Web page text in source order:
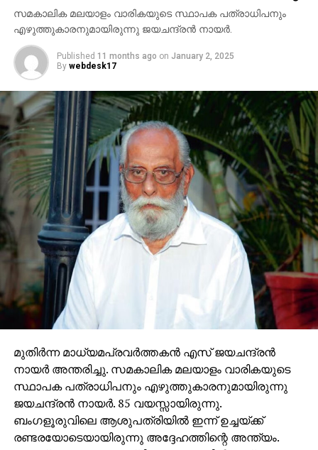
സമകാലിക മലയാളം വാരികയുടെ സ്ഥാപക പത്രാധിപനും
എഴുത്തുകാരനുമായിരുന്നു ജയചന്ദ്രന്‍ നായര്‍.
Published 11 months ago on January 2, 2025
By webdesk17
മുതിര്‍ന്ന മാധ്യമപ്രവര്‍ത്തകന്‍ എസ് ജയചന്ദ്രന്‍
നായര്‍ അന്തരിച്ചു. സമകാലിക മലയാളം വാരികയുടെ
സ്ഥാപക പത്രാധിപനും എഴുത്തുകാരനുമായിരുന്നു
ജയചന്ദ്രന്‍ നായര്‍. 85 വയസ്സായിരുന്നു.
ബംഗളൂരുവിലെ ആശുപത്രിയില്‍ ഇന്ന് ഉച്ചയ്ക്ക്
രണ്ടരയോടെയായിരുന്നു അദ്ദേഹത്തിന്റെ അന്ത്യം.